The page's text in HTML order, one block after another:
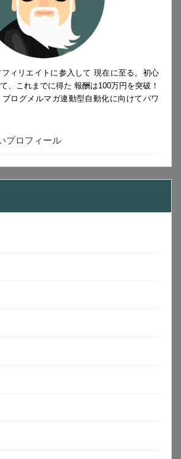
ィリエイトに参入して 現在に至る。初心
、これまでに得た 報酬は100万円を突破！
ログメルマガ連動型自動化に向けてパワ
プロフィール